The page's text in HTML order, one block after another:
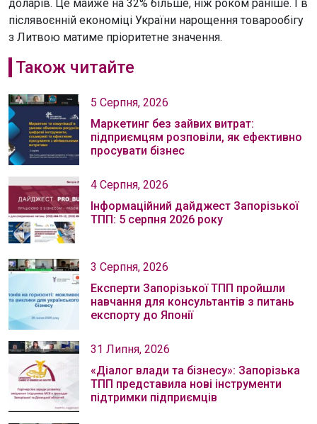
доларів. Це майже на 32% більше, ніж роком раніше. І в
післявоєнній економіці України нарощення товарообігу
з Литвою матиме пріоритетне значення.
Також читайте
5 Серпня, 2026
Маркетинг без зайвих витрат:
підприємцям розповіли, як ефективно
просувати бізнес
4 Серпня, 2026
Інформаційний дайджест Запорізької
ТПП: 5 серпня 2026 року
3 Серпня, 2026
Експерти Запорізької ТПП пройшли
навчання для консультантів з питань
експорту до Японії
31 Липня, 2026
«Діалог влади та бізнесу»: Запорізька
ТПП представила нові інструменти
підтримки підприємців